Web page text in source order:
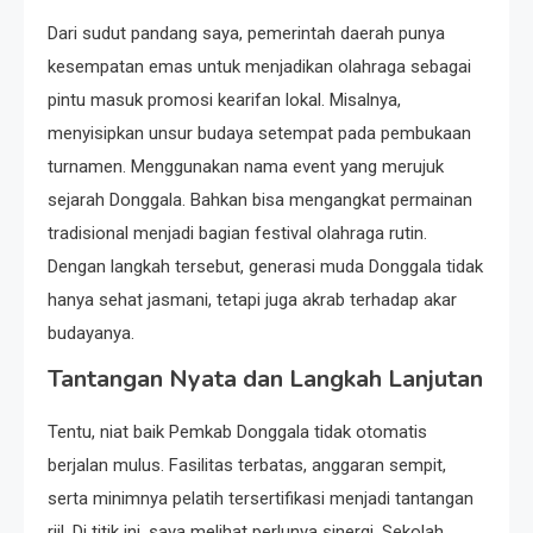
Dari sudut pandang saya, pemerintah daerah punya
kesempatan emas untuk menjadikan olahraga sebagai
pintu masuk promosi kearifan lokal. Misalnya,
menyisipkan unsur budaya setempat pada pembukaan
turnamen. Menggunakan nama event yang merujuk
sejarah Donggala. Bahkan bisa mengangkat permainan
tradisional menjadi bagian festival olahraga rutin.
Dengan langkah tersebut, generasi muda Donggala tidak
hanya sehat jasmani, tetapi juga akrab terhadap akar
budayanya.
Tantangan Nyata dan Langkah Lanjutan
Tentu, niat baik Pemkab Donggala tidak otomatis
berjalan mulus. Fasilitas terbatas, anggaran sempit,
serta minimnya pelatih tersertifikasi menjadi tantangan